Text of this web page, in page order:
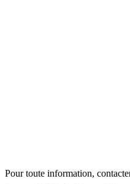
Pour toute information,